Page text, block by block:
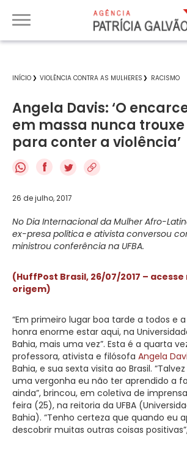
INÍCIO VIOLÊNCIA CONTRA AS MULHERES RACISMO
Angela Davis: ‘O
em massa nunca
para conter a violência’
f
26 de julho, 2017
No Dia Internacional da Mulher Afro-
ex-presa política e ativista conversou
ministrou conferência na UFBA.
(HuffPost Brasil, 26/07/2017 – acesse
origem)
“Em primeiro lugar boa tarde a todos e
honra enorme estar aqui, na
Bahia, mais uma vez”. Esta é a quarta
professora, ativista e filósofa Angela
Bahia, e sua sexta visita ao Brasil.
uma vergonha eu não ter aprendido a
ainda”, brincou, em coletiva de
feira (25), na reitoria da UFBA
Bahia). “Tenho certeza que quando eu
descobrir muitas outras coisas